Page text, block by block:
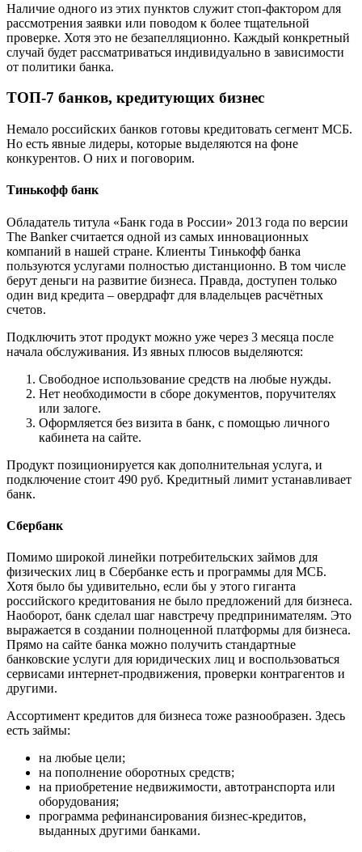
Наличие одного из этих пунктов служит стоп-фактором для
рассмотрения заявки или поводом к более тщательной
проверке. Хотя это не безапелляционно. Каждый конкретный
случай будет рассматриваться индивидуально в зависимости
от политики банка.
ТОП-7 банков, кредитующих бизнес
Немало российских банков готовы кредитовать сегмент МСБ.
Но есть явные лидеры, которые выделяются на фоне
конкурентов. О них и поговорим.
Тинькофф банк
Обладатель титула «Банк года в России» 2013 года по версии
The Banker считается одной из самых инновационных
компаний в нашей стране. Клиенты Тинькофф банка
пользуются услугами полностью дистанционно. В том числе
берут деньги на развитие бизнеса. Правда, доступен только
один вид кредита – овердрафт для владельцев расчётных
счетов.
Подключить этот продукт можно уже через 3 месяца после
начала обслуживания. Из явных плюсов выделяются:
Свободное использование средств на любые нужды.
Нет необходимости в сборе документов, поручителях
или залоге.
Оформляется без визита в банк, с помощью личного
кабинета на сайте.
Продукт позиционируется как дополнительная услуга, и
подключение стоит 490 руб. Кредитный лимит устанавливает
банк.
Сбербанк
Помимо широкой линейки потребительских займов для
физических лиц в Сбербанке есть и программы для МСБ.
Хотя было бы удивительно, если бы у этого гиганта
российского кредитования не было предложений для бизнеса.
Наоборот, банк сделал шаг навстречу предпринимателям. Это
выражается в создании полноценной платформы для бизнеса.
Прямо на сайте банка можно получить стандартные
банковские услуги для юридических лиц и воспользоваться
сервисами интернет-продвижения, проверки контрагентов и
другими.
Ассортимент кредитов для бизнеса тоже разнообразен. Здесь
есть займы:
на любые цели;
на пополнение оборотных средств;
на приобретение недвижимости, автотранспорта или
оборудования;
программа рефинансирования бизнес-кредитов,
выданных другими банками.